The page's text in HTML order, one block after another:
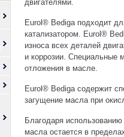
двигателями.
Eurol® Bediga подходит
катализатором. Eurol®
износа всех деталей
и коррозии. Специальные
отложения в масле.
Eurol® Bediga содержит
загущение масла при
Благодаря
масла остается в